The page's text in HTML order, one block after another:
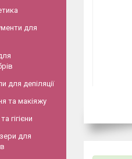
для
для депіляції
та макіяжу
гігієни
для